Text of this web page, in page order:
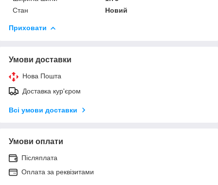
Стан
Новий
Приховати
Умови доставки
Нова Пошта
Доставка кур'єром
Всі умови доставки
Умови оплати
Післяплата
Оплата за реквізитами